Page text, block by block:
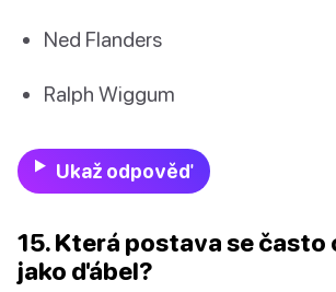
Ned Flanders
Ralph Wiggum
Ukaž odpověď
15. Která postava se často
jako ďábel?